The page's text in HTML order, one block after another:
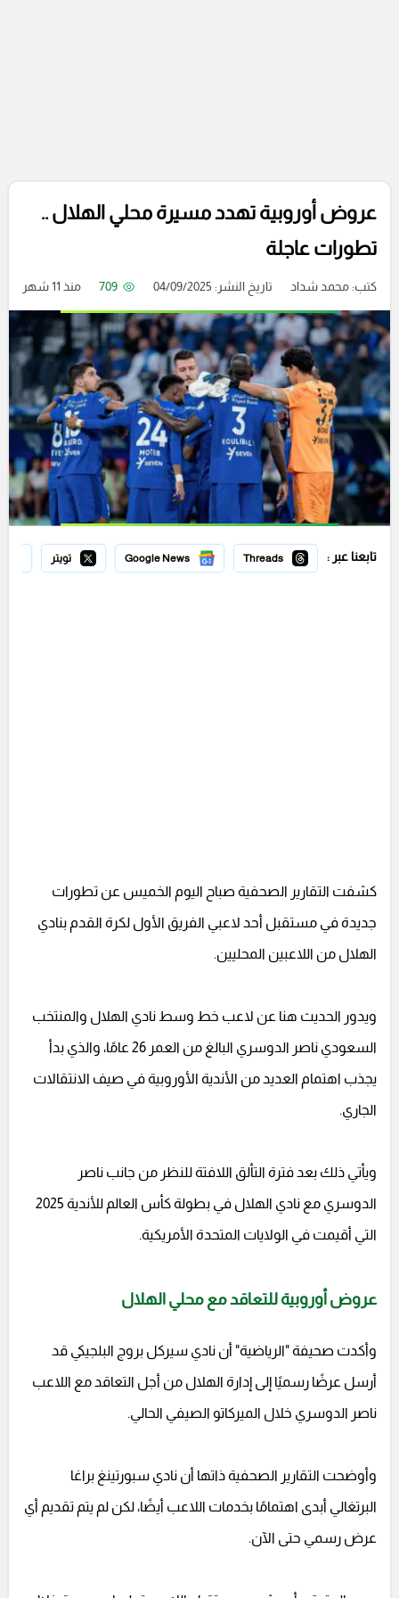
عروض أوروبية تهدد مسيرة محلي الهلال ..
تطورات عاجلة
كتب:محمد شداد تاريخ النشر: 04/09/2025 709 منذ 11 شهر
تابعنا عبر : Threads
Google News تويتر
كشفت التقارير الصحفية صباح اليوم الخميس عن تطورات
جديدة في مستقبل أحد لاعبي الفريق الأول لكرة القدم بنادي
الهلال من اللاعبين المحليين.
ويدور الحديث هنا عن لاعب خط وسط نادي الهلال والمنتخب
السعودي ناصر الدوسري البالغ من العمر 26 عامًا، والذي بدأ
يجذب اهتمام العديد من الأندية الأوروبية في صيف الانتقالات
الجاري.
ويأتي ذلك بعد فترة التألق اللافتة للنظر من جانب ناصر
الدوسري مع نادي الهلال في بطولة كأس العالم للأندية 2025
التي أقيمت في الولايات المتحدة الأمريكية.
عروض أوروبية للتعاقد مع محلي الهلال
وأكدت صحيفة "الرياضية" أن نادي سيركل بروج البلجيكي قد
أرسل عرضًا رسميًا إلى إدارة الهلال من أجل التعاقد مع اللاعب
ناصر الدوسري خلال الميركاتو الصيفي الحالي.
وأوضحت التقارير الصحفية ذاتها أن نادي سبورتينغ براغا
البرتغالي أبدى اهتمامًا بخدمات اللاعب أيضًا، لكن لم يتم تقديم أي
عرض رسمي حتى الآن.